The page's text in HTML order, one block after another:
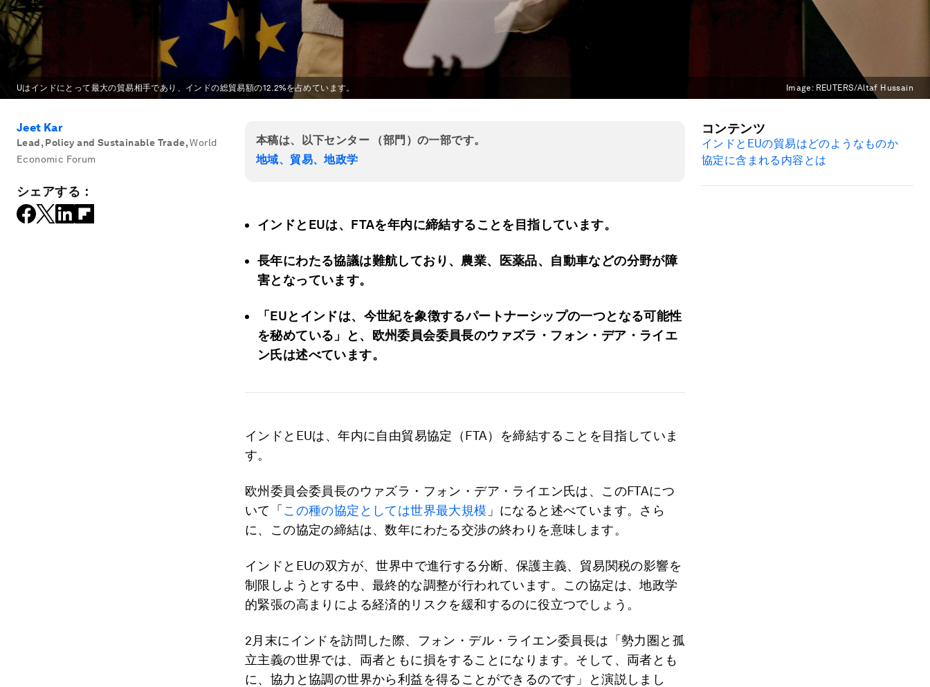
Uはインドにとって最大の貿易相手であり、インドの総貿易額の12.2%を占めています。 Image: REUTERS/Altaf Hussain
Jeet Kar
Lead, Policy and Sustainable Trade, World
Economic Forum
シェアする：
本稿は、以下センター （部門）の一部です。
地域、貿易、地政学
インドとEUは、FTAを年内に締結することを目指しています。
長年にわたる協議は難航しており、農業、医薬品、自動車などの分野が障
害となっています。
「EUとインドは、今世紀を象徴するパートナーシップの一つとなる可能性
を秘めている」と、欧州委員会委員長のウァズラ・フォン・デア・ライエ
ン氏は述べています。
インドとEUは、年内に自由貿易協定（FTA）を締結することを目指していま
す。
欧州委員会委員長のウァズラ・フォン・デア・ライエン氏は、このFTAにつ
いて「 この種の協定としては世界最大規模 」になると述べています。さら
に、この協定の締結は、数年にわたる交渉の終わりを意味します。
インドとEUの双方が、世界中で進行する分断、保護主義、貿易関税の影響を
制限しようとする中、最終的な調整が行われています。この協定は、地政学
的緊張の高まりによる経済的リスクを緩和するのに役立つでしょう。
2月末にインドを訪問した際、フォン・デル・ライエン委員長は「勢力圏と孤
立主義の世界では、両者ともに損をすることになります。そして、両者とも
に、協力と協調の世界から利益を得ることができるのです」と演説しまし
コンテンツ
インドとEUの貿易はどのようなものか
協定に含まれる内容とは